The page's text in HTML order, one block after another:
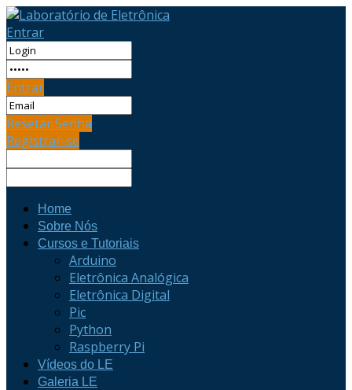
Entrar
Entrar
Resetar Senha
Registrar-se
Home
Sobre Nós
Cursos e Tutoriais
Arduino
Eletrônica Analógica
Eletrônica Digital
Pic
Python
Raspberry Pi
Vídeos do LE
Galeria LE